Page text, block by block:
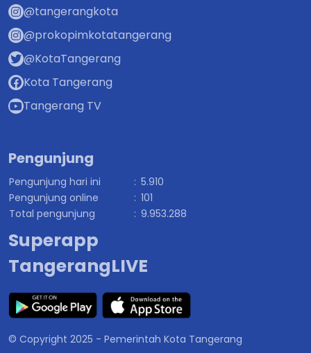
@tangerangkota
@prokopimkotatangerang
@KotaTangerang
Kota Tangerang
Tangerang TV
Pengunjung
Pengunjung hari ini : 5.910
Pengunjung online
: 101
Total pengunjung
: 9.953.288
Superapp
TangerangLIVE
© Copyright 2025 - Pemerintah Kota Tangerang